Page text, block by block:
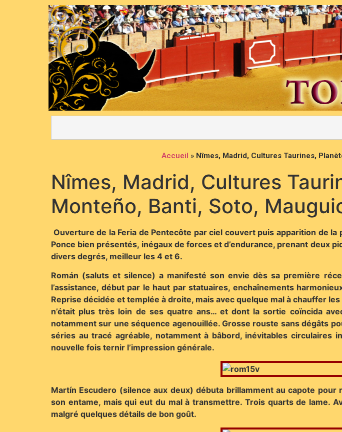
Accueil » Nîmes, Madrid, Cultures Taurines,
Nîmes, Madrid, Cultures
Monteño, Banti, Soto,
Ouverture de la Feria de Pentecôte par ciel couvert puis apparition de la
Ponce bien présentés, inégaux de forces et d’endurance, prenant deux
divers degrés, meilleur les 4 et 6.
Román (saluts et silence) a manifesté son envie dès sa première
l’assistance, début par le haut par statuaires, enchaînements
Reprise décidée et templée à droite, mais avec quelque mal à chauffer
n’était plus très loin de ses quatre ans… et dont la sortie coïncida
notamment sur une séquence agenouillée. Grosse rouste sans dégâts
séries au tracé agréable, notamment à bâbord, inévitables
nouvelle fois ternir l’impression générale.
Martín Escudero (silence aux deux) débuta brillamment au capote
son entame, mais qui eut du mal à transmettre. Trois quarts de lame.
malgré quelques détails de bon goût.